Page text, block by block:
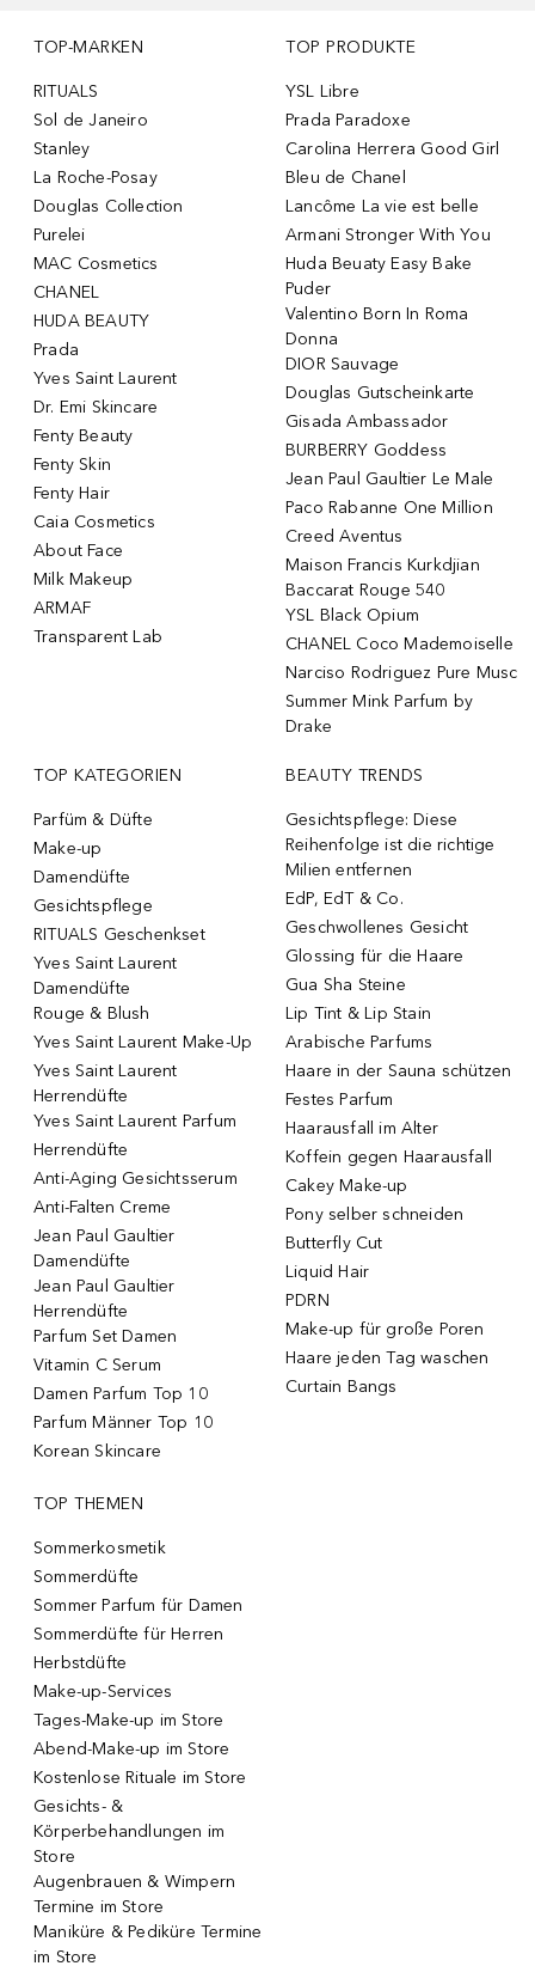
TOP-MARKEN
RITUALS
Sol de Janeiro
Stanley
La Roche-Posay
Douglas Collection
Purelei
MAC Cosmetics
CHANEL
HUDA BEAUTY
Prada
Yves Saint Laurent
Dr. Emi Skincare
Fenty Beauty
Fenty Skin
Fenty Hair
Caia Cosmetics
About Face
Milk Makeup
ARMAF
Transparent Lab
TOP PRODUKTE
YSL Libre
Prada Paradoxe
Carolina Herrera Good Girl
Bleu de Chanel
Lancôme La vie est belle
Armani Stronger With You
Huda Beuaty Easy Bake
Puder
Valentino Born In Roma
Donna
DIOR Sauvage
Douglas Gutscheinkarte
Gisada Ambassador
BURBERRY Goddess
Jean Paul Gaultier Le Male
Paco Rabanne One Million
Creed Aventus
Maison Francis Kurkdjian
Baccarat Rouge 540
YSL Black Opium
CHANEL Coco Mademoiselle
Narciso Rodriguez Pure Musc
Summer Mink Parfum by
Drake
TOP KATEGORIEN
Parfüm & Düfte
Make-up
Damendüfte
Gesichtspflege
RITUALS Geschenkset
Yves Saint Laurent
Damendüfte
Rouge & Blush
Yves Saint Laurent Make-Up
Yves Saint Laurent
Herrendüfte
Yves Saint Laurent Parfum
Herrendüfte
Anti-Aging Gesichtsserum
Anti-Falten Creme
Jean Paul Gaultier
Damendüfte
Jean Paul Gaultier
Herrendüfte
Parfum Set Damen
Vitamin C Serum
Damen Parfum Top 10
Parfum Männer Top 10
Korean Skincare
BEAUTY TRENDS
Gesichtspflege: Diese
Reihenfolge ist die richtige
Milien entfernen
EdP, EdT & Co.
Geschwollenes Gesicht
Glossing für die Haare
Gua Sha Steine
Lip Tint & Lip Stain
Arabische Parfums
Haare in der Sauna schützen
Festes Parfum
Haarausfall im Alter
Koffein gegen Haarausfall
Cakey Make-up
Pony selber schneiden
Butterfly Cut
Liquid Hair
PDRN
Make-up für große Poren
Haare jeden Tag waschen
Curtain Bangs
TOP THEMEN
Sommerkosmetik
Sommerdüfte
Sommer Parfum für Damen
Sommerdüfte für Herren
Herbstdüfte
Make-up-Services
Tages-Make-up im Store
Abend-Make-up im Store
Kostenlose Rituale im Store
Gesichts- &
Körperbehandlungen im
Store
Augenbrauen & Wimpern
Termine im Store
Maniküre & Pediküre Termine
im Store